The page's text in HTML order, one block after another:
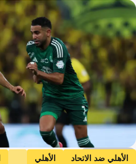
Getty Images
الأهلي ضد الاتحاد الأهلي